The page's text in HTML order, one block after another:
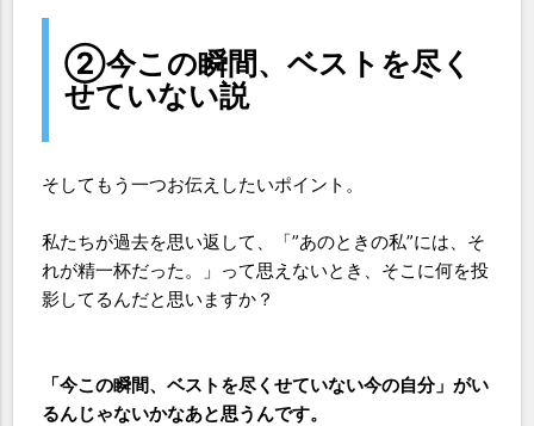
②今この瞬間、ベストを尽く
せていない説
そしてもう一つお伝えしたいポイント。
私たちが過去を思い返して、「”あのときの私”には、そ
れが精一杯だった。」って思えないとき、そこに何を投
影してるんだと思いますか？
「今この瞬間、ベストを尽くせていない今の自分」がい
るんじゃないかなあと思うんです。